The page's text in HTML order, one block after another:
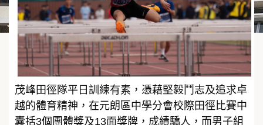
茂峰田徑隊平日訓練有素，憑藉堅毅鬥志及追求卓
越的體育精神，在元朗區中學分會校際田徑比賽中
囊括3個團體獎及13面獎牌，成績驕人，而男子組